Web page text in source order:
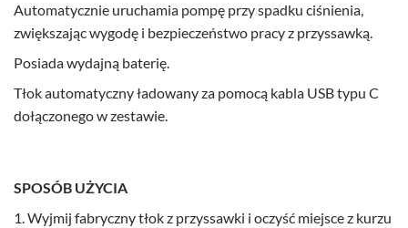
Automatycznie uruchamia pompę przy spadku ciśnienia,
zwiększając wygodę i bezpieczeństwo pracy z przyssawką.
Posiada wydajną baterię.
Tłok automatyczny ładowany za pomocą kabla USB typu C
dołączonego w zestawie.
SPOSÓB UŻYCIA
1. Wyjmij fabryczny tłok z przyssawki i oczyść miejsce z kurzu